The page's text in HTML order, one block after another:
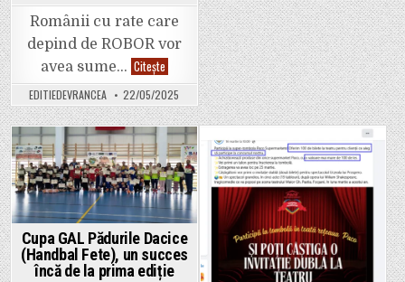
Românii cu rate care
depind de ROBOR vor
avea sume… CiteșteCristi
IRIMIA:
„A
crescut,
iarăși,
indicele
ROBOR
la
3
luni!
Tot
George
Simion
este
de
vină?”
EDITIEDEVRANCEA 22/05/2025
Posted
in
Cupa GAL Pădurile Dacice
(Handbal Fete), un succes
încă de la prima ediție
Posted
in